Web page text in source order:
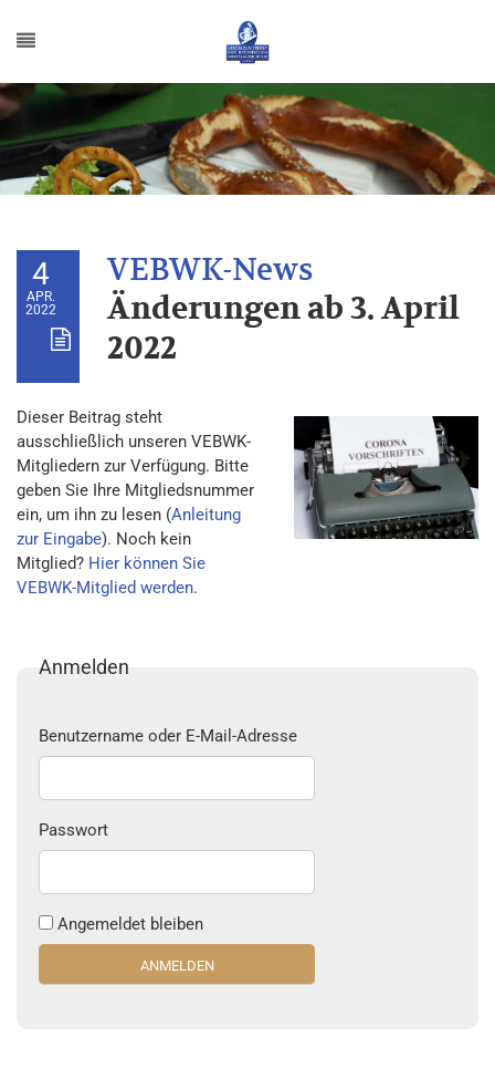
4
APR.
2022
Änderungen ab 3. April
2022
Dieser Beitrag steht
ausschließlich unseren VEBWK-
Mitgliedern zur Verfügung. Bitte
geben Sie Ihre Mitgliedsnummer
ein, um ihn zu lesen (Anleitung
zur Eingabe). Noch kein
Mitglied? Hier können Sie
VEBWK-Mitglied werden.
Anmelden
Benutzername oder E-Mail-Adresse
Passwort
Angemeldet bleiben